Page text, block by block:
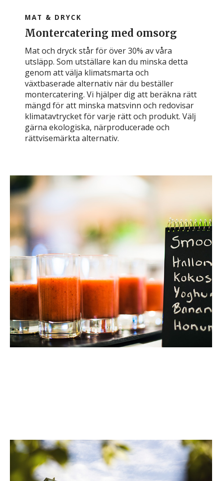
MAT & DRYCK
Montercatering med omsorg
Mat och dryck står för över 30% av våra
utsläpp. Som utställare kan du minska detta
genom att välja klimatsmarta och
växtbaserade alternativ när du beställer
montercatering. Vi hjälper dig att beräkna rätt
mängd för att minska matsvinn och redovisar
klimatavtrycket för varje rätt och produkt. Välj
gärna ekologiska, närproducerade och
rättvisemärkta alternativ.